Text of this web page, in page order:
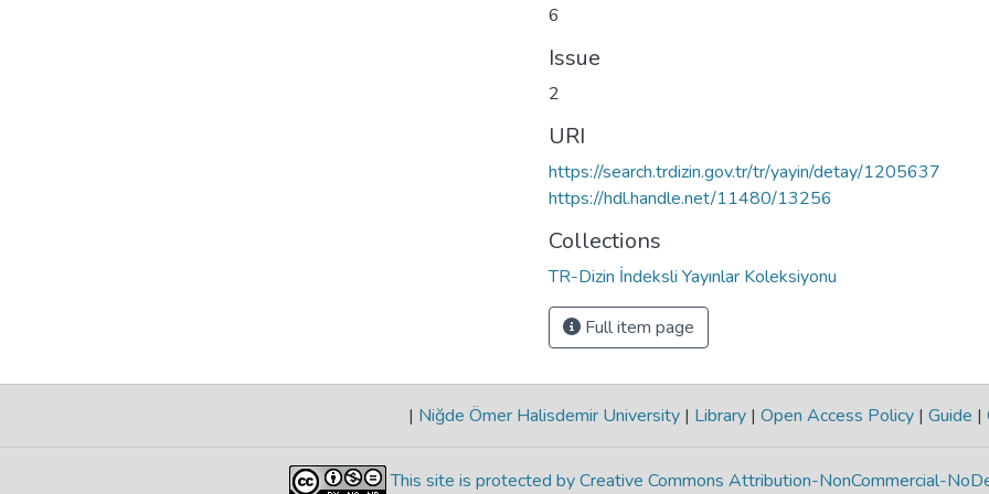
6
Issue
2
URI
https://search.trdizin.gov.tr/tr/yayin/detay/1205637
https://hdl.handle.net/11480/13256
Collections
TR-Dizin İndeksli Yayınlar Koleksiyonu
Full item page
| Niğde Ömer Halisdemir University | Library | Open Access Policy | Guide |
This site is protected by Creative Commons Attribution-NonCommercial-